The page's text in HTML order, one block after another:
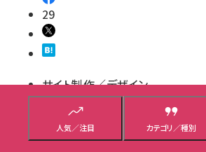
人気／注目 カテゴリ／種別
29
サイト制作／デザイン
キノトロープ創業者 生田氏が若手制作者を育
てる第4回「生田塾」6/21開催